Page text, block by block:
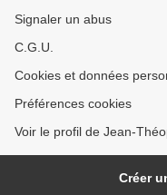
Signaler un abus
C.G.U.
Cookies et données
Préférences cookies
Voir le profil de Jean-
Créer